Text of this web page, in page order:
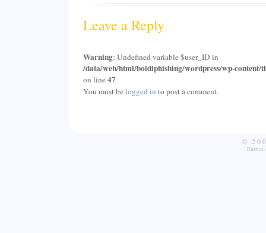
Leave a Reply
Warning: Undefined variable $user_ID in
/data/web/html/boldiphishing/wordpress/wp-content/
on line47
You must belogged in to post a comment.
©
Entries